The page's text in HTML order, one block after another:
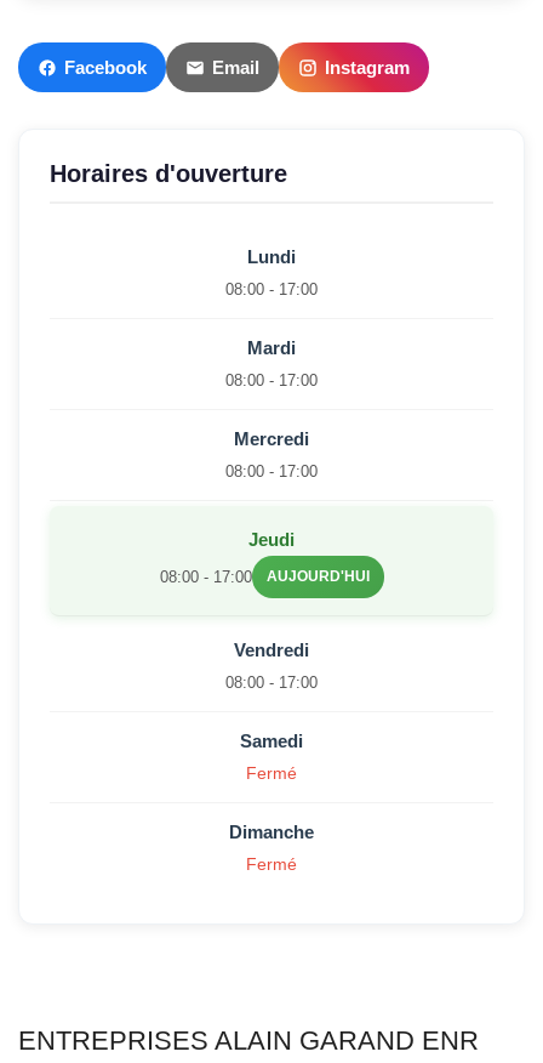
Facebook Email Instagram
Horaires d'ouverture
Lundi
08:00 - 17:00
Mardi
08:00 - 17:00
Mercredi
08:00 - 17:00
Jeudi
08:00 - 17:00 AUJOURD'HUI
Vendredi
08:00 - 17:00
Samedi
Fermé
Dimanche
Fermé